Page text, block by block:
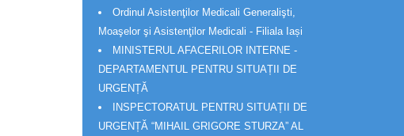
Ordinul Asistenţilor Medicali Generalişti,
Moaşelor şi Asistenţilor Medicali - Filiala Iași
MINISTERUL AFACERILOR INTERNE -
DEPARTAMENTUL PENTRU SITUAȚII DE
URGENȚĂ
INSPECTORATUL PENTRU SITUAȚII DE
URGENȚĂ “MIHAIL GRIGORE STURZA” AL